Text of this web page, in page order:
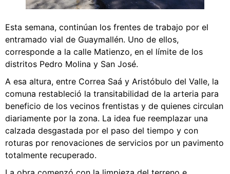
Esta semana, continúan los frentes de trabajo por el
entramado vial de Guaymallén. Uno de ellos,
corresponde a la calle Matienzo, en el límite de los
distritos Pedro Molina y San José.
A esa altura, entre Correa Saá y Aristóbulo del Valle, la
comuna restableció la transitabilidad de la arteria para
beneficio de los vecinos frentistas y de quienes circulan
diariamente por la zona. La idea fue reemplazar una
calzada desgastada por el paso del tiempo y con
roturas por renovaciones de servicios por un pavimento
totalmente recuperado.